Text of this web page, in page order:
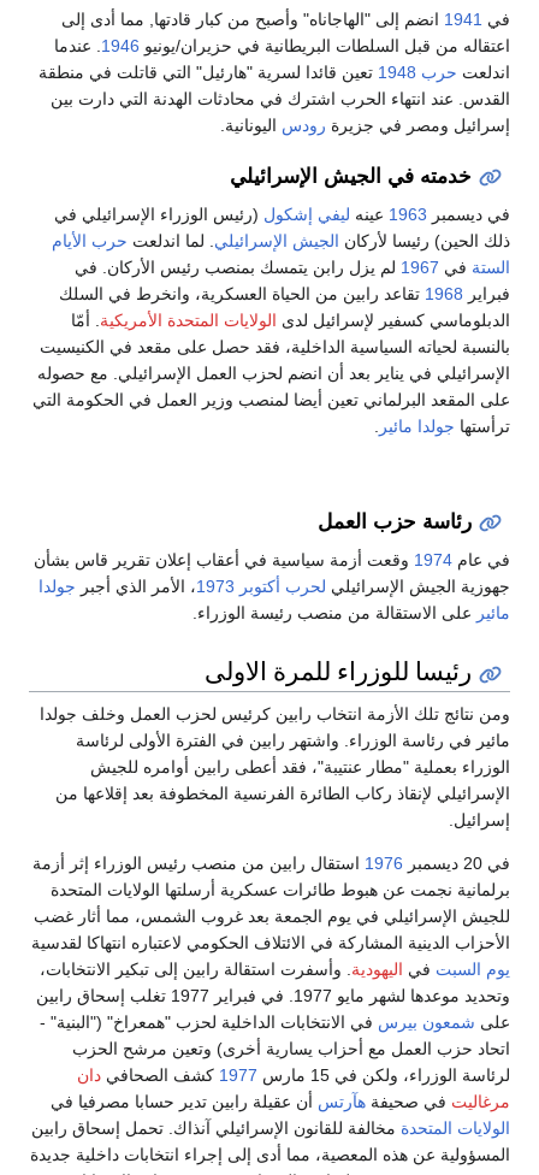
في 1941 انضم إلى "الهاجاناه" وأصبح من كبار قادتها, مما أدى إلى
اعتقاله من قبل السلطات البريطانية في حزيران/يونيو 1946 . عندما
اندلعت حرب 1948
تعين قائدا لسرية "هارئيل" التي قاتلت في منطقة
القدس. عند انتهاء الحرب اشترك في محادثات الهدنة التي دارت بين
إسرائيل ومصر في جزيرة رودس اليونانية.
خدمته في الجيش الإسرائيلي
في ديسمبر 1963 عينه ليفي إشكول (رئيس الوزراء الإسرائيلي في
ذلك الحين) رئيسا لأركان الجيش الإسرائيلي. لما اندلعت حرب الأيام
الستة في 1967 لم يزل رابن يتمسك بمنصب رئيس الأركان. في
فبراير 1968 تقاعد رابين من الحياة العسكرية، وانخرط في السلك
الدبلوماسي كسفير لإسرائيل لدى الولايات المتحدة الأمريكية. أمّا
بالنسبة لحياته السياسية الداخلية، فقد حصل على مقعد في الكنيسيت
الإسرائيلي في يناير بعد أن انضم لحزب العمل الإسرائيلي. مع حصوله
على المقعد البرلماني تعين أيضا لمنصب وزير العمل في الحكومة التي
ترأستها جولدا مائير .
رئاسة حزب العمل
في عام 1974 وقعت أزمة سياسية في أعقاب إعلان تقرير قاس بشأن
جهوزية الجيش الإسرائيلي لحرب أكتوبر 1973 ، الأمر الذي أجبر جولدا
مائير على الاستقالة من منصب رئيسة الوزراء.
رئيسا للوزراء للمرة الاولى
ومن نتائج تلك الأزمة انتخاب رابين كرئيس لحزب العمل وخلف جولدا
مائير في رئاسة الوزراء. واشتهر رابين في الفترة الأولى لرئاسة
الوزراء بعملية "مطار عنتيبة"، فقد أعطى رابين أوامره للجيش
الإسرائيلي لإنقاذ ركاب الطائرة الفرنسية المخطوفة بعد إقلاعها من
إسرائيل.
في 20 ديسمبر 1976 استقال رابين من منصب رئيس الوزراء إثر أزمة
برلمانية نجمت عن هبوط طائرات عسكرية أرسلتها الولايات المتحدة
للجيش الإسرائيلي في يوم الجمعة بعد غروب الشمس، مما أثار غضب
الأحزاب الدينية المشاركة في الائتلاف الحكومي لاعتباره انتهاكا لقدسية
يوم السبت في اليهودية . وأسفرت استقالة رابين إلى تبكير الانتخابات،
وتحديد موعدها لشهر مايو 1977. في فبراير 1977 تغلب إسحاق رابين
على شمعون بيرس في الانتخابات الداخلية لحزب "همعراخ" ("البنية" -
اتحاد حزب العمل مع أحزاب يسارية أخرى) وتعين مرشح الحزب
لرئاسة الوزراء، ولكن في 15 مارس
1977 كشف الصحافي دان
مرغاليت في صحيفة هآرتس أن عقيلة رابين تدير حسابا مصرفيا في
الولايات المتحدة مخالفة للقانون الإسرائيلي آنذاك. تحمل إسحاق رابين
المسؤولية عن هذه المعصية، مما أدى إلى إجراء انتخابات داخلية جديدة